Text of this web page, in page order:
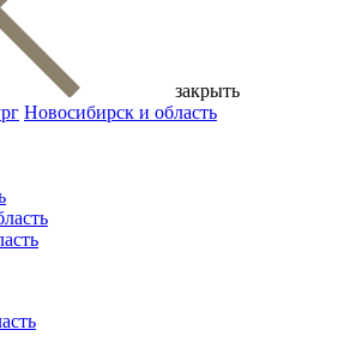
закрыть
Новосибирск и область